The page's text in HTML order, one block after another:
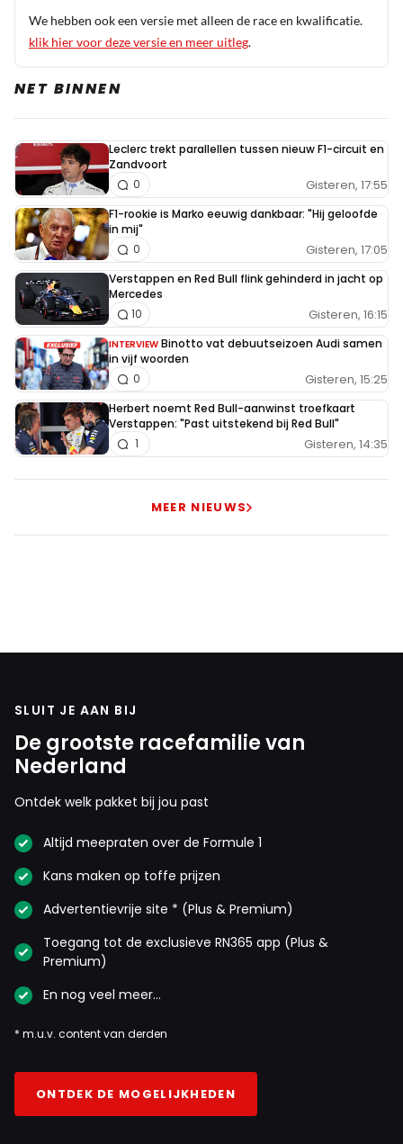
We hebben ook een versie met alleen de race en kwalificatie.
klik hier voor deze versie en meer uitleg.
NET BINNEN
Leclerc trekt parallellen tussen nieuw F1-circuit en
Zandvoort
Gisteren, 17:55
0
F1-rookie is Marko eeuwig dankbaar: "Hij geloofde
in mij"
Gisteren, 17:05
0
Verstappen en Red Bull flink gehinderd in jacht op
Mercedes
Gisteren, 16:15
10
INTERVIEW Binotto vat debuutseizoen Audi samen
in vijf woorden
Gisteren, 15:25
0
Herbert noemt Red Bull-aanwinst troefkaart
Verstappen: "Past uitstekend bij Red Bull"
Gisteren, 14:35
1
MEER NIEUWS
SLUIT JE AAN BIJ
De grootste racefamilie van
Nederland
Ontdek welk pakket bij jou past
Altijd meepraten over de Formule 1
Kans maken op toffe prijzen
Advertentievrije site * (Plus & Premium)
Toegang tot de exclusieve RN365 app (Plus &
Premium)
En nog veel meer…
* m.u.v. content van derden
ONTDEK DE MOGELIJKHEDEN